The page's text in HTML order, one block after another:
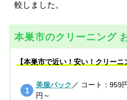
較しました。
本巣市のクリーニング
【本巣市で近い！安い！クリーニ
美服パック ／ コート：959
円～